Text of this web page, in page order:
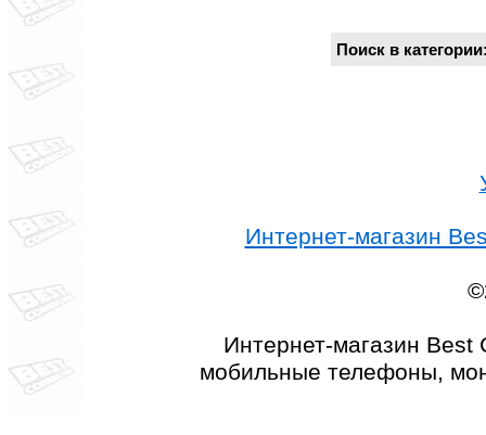
Поиск в
Интернет-магазин
Интернет-магазин Best
мобильные телефоны,